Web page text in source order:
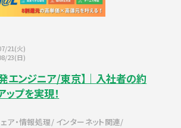
21(火)
23(日)
エンジニア/東京】｜入社者の約
プを実現！
ア・情報処理 インターネット関連